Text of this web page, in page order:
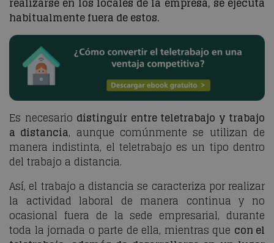
habitualmente fuera de estos.
Es necesario distinguir entre teletrabajo y trabajo
a distancia, aunque comúnmente se utilizan de
manera indistinta, el teletrabajo es un tipo dentro
del trabajo a distancia.
Así, el trabajo a distancia se caracteriza por realizar
la actividad laboral de manera continua y no
ocasional fuera de la sede empresarial, durante
toda la jornada o parte de ella, mientras que con el